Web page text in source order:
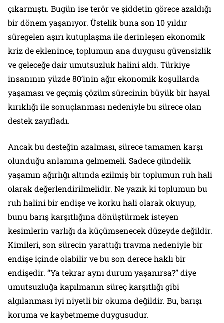
çıkarmıştı. Bugün ise terör ve şiddetin görece azaldığı
bir dönem yaşanıyor. Üstelik buna son 10 yıldır
süregelen aşırı kutuplaşma ile derinleşen ekonomik
kriz de eklenince, toplumun ana duygusu güvensizlik
ve geleceğe dair umutsuzluk halini aldı. Türkiye
insanının yüzde 80’inin ağır ekonomik koşullarda
yaşaması ve geçmiş çözüm sürecinin büyük bir hayal
kırıklığı ile sonuçlanması nedeniyle bu sürece olan
destek zayıfladı.
Ancak bu desteğin azalması, sürece tamamen karşı
olunduğu anlamına gelmemeli. Sadece gündelik
yaşamın ağırlığı altında ezilmiş bir toplumun ruh hali
olarak değerlendirilmelidir. Ne yazık ki toplumun bu
ruh halini bir endişe ve korku hali olarak okuyup,
bunu barış karşıtlığına dönüştürmek isteyen
kesimlerin varlığı da küçümsenecek düzeyde değildir.
Kimileri, son sürecin yarattığı travma nedeniyle bir
endişe içinde olabilir ve bu son derece haklı bir
endişedir. “Ya tekrar aynı durum yaşanırsa?” diye
umutsuzluğa kapılmanın süreç karşıtlığı gibi
algılanması iyi niyetli bir okuma değildir. Bu, barışı
koruma ve kaybetmeme duygusudur.